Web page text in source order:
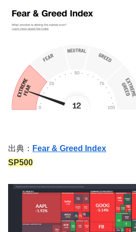
出典： Fear & Greed Index
SP500